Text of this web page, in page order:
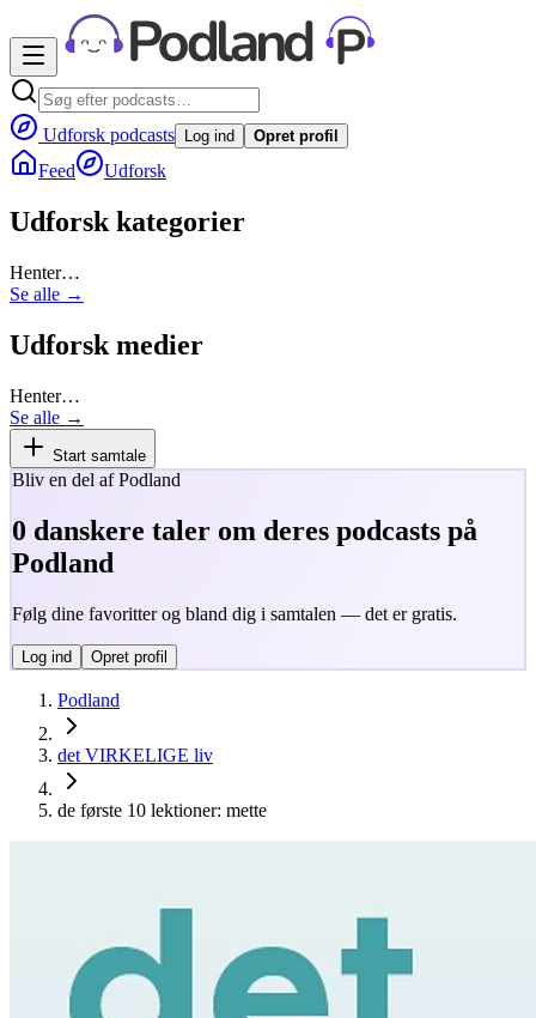
Udforsk podcasts Log ind Opret profil
Feed Udforsk
Udforsk kategorier
Henter…
Se alle →
Udforsk medier
Henter…
Se alle →
Start samtale
Bliv en del af Podland
0 danskere taler om deres podcasts på
Podland
Følg dine favoritter og bland dig i samtalen — det er gratis.
Log ind Opret profil
Podland
det VIRKELIGE liv
de første 10 lektioner: mette